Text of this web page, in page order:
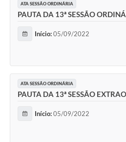
ATA SESSÃO ORDINÁRIA
PAUTA DA 13ª SESSÃO
Início:05/09/2022
ATA SESSÃO ORDINÁRIA
PAUTA DA 13ª SESSÃO
Início:05/09/2022